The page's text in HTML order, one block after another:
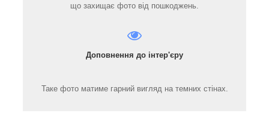
що захищає фото від пошкоджень.
Доповнення до інтер'єру
Таке фото матиме гарний вигляд на темних стінах.